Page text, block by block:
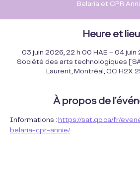
Belaria et CPR
Heure et lieu
03 juin 2026, 22 h 00 HAE – 04 juin
Société des arts technologiques
Laurent, Montréal, QC H2X
À propos de
Informations : https://sat.qc.ca/fr/
belaria-cpr-annie/